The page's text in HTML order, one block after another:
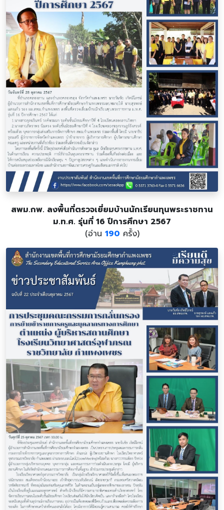
สพม.กพ. ลงพื้นที่ตรวจเยี่ยมบ้านนักเรียนทุนพระราชทาน
ม.ท.ศ. รุ่นที่ 16 ปีการศึกษา 2567
(อ่าน 190 ครั้ง)